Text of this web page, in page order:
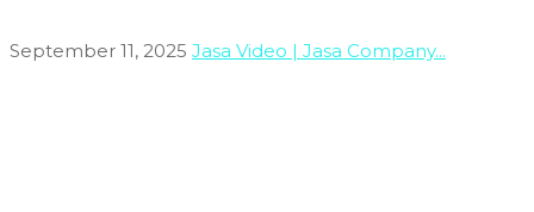
September 11, 2025 Jasa Video | Jasa Company...